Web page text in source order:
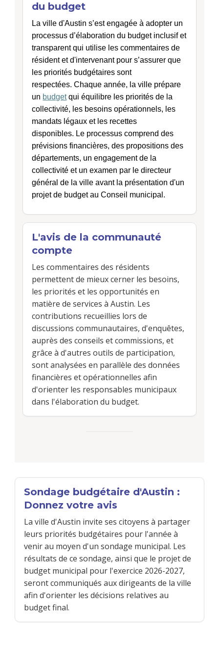
du budget
La ville d'Austin s’est engagée à adopter un
processus d’élaboration du budget inclusif et
transparent qui utilise les commentaires de
résident et d'intervenant pour s’assurer que
les priorités budgétaires sont
respectées. Chaque année, la ville prépare
un budgetqui équilibre les priorités de la
collectivité, les besoins opérationnels, les
mandats légaux et les recettes
disponibles. Le processus comprend des
prévisions financières, des propositions des
départements, un engagement de la
collectivité et un examen par le directeur
général de la ville avant la présentation d'un
projet de budget au Conseil municipal.
L'avis de la communauté
compte
Les commentaires des résidents
permettent de mieux cerner les besoins,
les priorités et les opportunités en
matière de services à Austin. Les
contributions recueillies lors de
discussions communautaires, d'enquêtes,
auprès des conseils et commissions, et
grâce à d'autres outils de participation,
sont analysées en parallèle des données
financières et opérationnelles afin
d'orienter les responsables municipaux
dans l'élaboration du budget.
Sondage budgétaire d'Austin :
Donnez votre avis
La ville d'Austin invite ses citoyens à partager
leurs priorités budgétaires pour l'année à
venir au moyen d'un sondage municipal. Les
résultats de ce sondage, ainsi que le projet de
budget municipal pour l'exercice 2026-2027,
seront communiqués aux dirigeants de la ville
afin d'orienter les décisions relatives au
budget final.